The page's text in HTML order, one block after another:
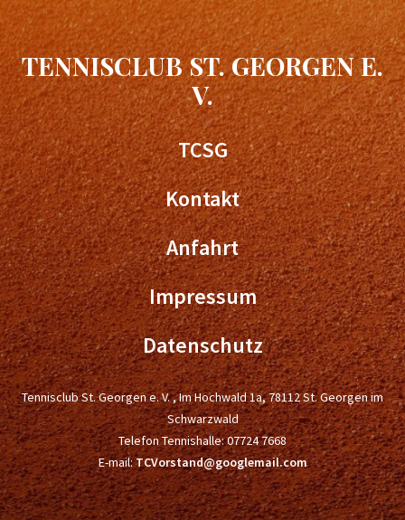
TENNISCLUB ST. GEORGEN E.
V.
TCSG
Kontakt
Anfahrt
Impressum
Datenschutz
Tennisclub St. Georgen e. V. , Im Hochwald 1a, 78112 St. Georgen im
Schwarzwald
Telefon Tennishalle:07724 7668
E-mail:TCVorstand@googlemail.com